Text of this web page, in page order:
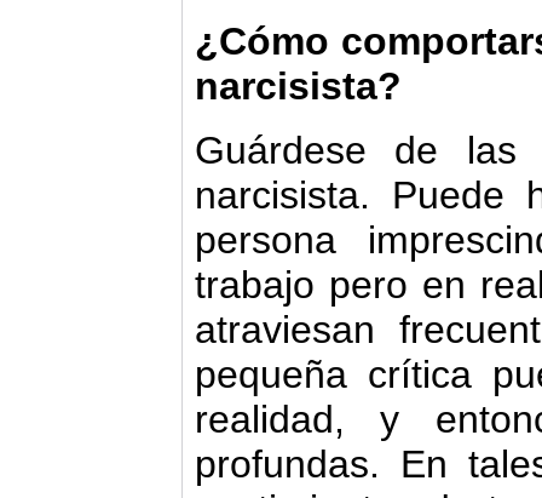
¿Cómo
narcisista?
Guárdese de
narcisista. Puede
persona
trabajo pero en
atraviesan
pequeña crítica
realidad, y
profundas. En